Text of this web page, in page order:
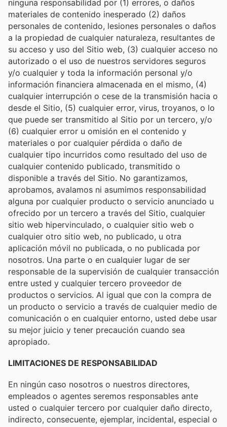
ninguna responsabilidad por (1) errores, o daños
materiales de contenido inesperado (2) daños
personales de contenido, lesiones personales o daños
a la propiedad de cualquier naturaleza, resultantes de
su acceso y uso del Sitio web, (3) cualquier acceso no
autorizado o el uso de nuestros servidores seguros
y/o cualquier y toda la información personal y/o
información financiera almacenada en el mismo, (4)
cualquier interrupción o cese de la transmisión hacia o
desde el Sitio, (5) cualquier error, virus, troyanos, o lo
que puede ser transmitido al Sitio por un tercero, y/o
(6) cualquier error u omisión en el contenido y
materiales o por cualquier pérdida o daño de
cualquier tipo incurridos como resultado del uso de
cualquier contenido publicado, transmitido o
disponible a través del Sitio. No garantizamos,
aprobamos, avalamos ni asumimos responsabilidad
alguna por cualquier producto o servicio anunciado u
ofrecido por un tercero a través del Sitio, cualquier
sitio web hipervinculado, o cualquier sitio web o
cualquier otro sitio web, no publicado, u otra
aplicación móvil no publicada, o no publicada por
nosotros. Una parte o en cualquier lugar de ser
responsable de la supervisión de cualquier transacción
entre usted y cualquier tercero proveedor de
productos o servicios. Al igual que con la compra de
un producto o servicio a través de cualquier medio de
comunicación o en cualquier entorno, usted debe usar
su mejor juicio y tener precaución cuando sea
apropiado.
LIMITACIONES DE RESPONSABILIDAD
En ningún caso nosotros o nuestros directores,
empleados o agentes seremos responsables ante
usted o cualquier tercero por cualquier daño directo,
indirecto, consecuente, ejemplar, incidental, especial o